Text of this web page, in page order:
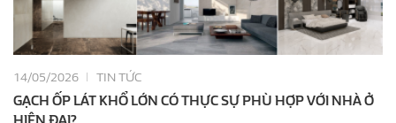
14/05/2026 TIN TỨC
GẠCH ỐP LÁT KHỔ LỚN CÓ THỰC SỰ PHÙ HỢP VỚI NHÀ Ở